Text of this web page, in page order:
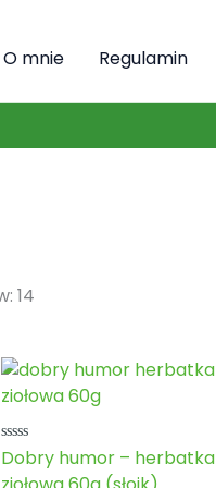
O mnie Regulamin
14
Oceniono
0
na
Dobry humor – herbatka